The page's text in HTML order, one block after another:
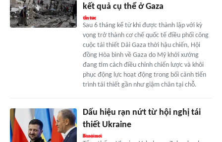
kết quả cụ thể ở Gaza
Sau 6 tháng kể từ khi được thành lập với kỳ
vọng trở thành cơ chế quốc tế điều phối công
cuộc tái thiết Dải Gaza thời hậu chiến, Hội
đồng Hòa bình về Gaza do Mỹ khởi xướng
đang tìm cách điều chỉnh chiến lược và khôi
phục động lực hoạt động trong bối cảnh tiến
trình tái thiết gần như giậm chân tại chỗ.
Dấu hiệu rạn nứt từ hội nghị tái
thiết Ukraine